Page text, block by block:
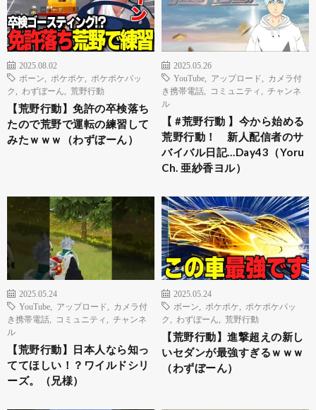
2025.08.02
ボーン
ポケポケ
ポケポケパッ
ク
わずぼーん 荒野行動
【荒野行動】免許の卒検落ち
たので荒野で運転の練習して
みたｗｗｗ（わずぼーん）
2025.05.26
YouTube
アップロード
カメラ付
き携帯電話
コミュニティ
チャンネ
ル
【 #荒野行動 】今から始める
荒野行動！ 新人配信者のサ
バイバル日記…Day43（Yoru
Ch. 亜紗香ヨル）
2025.05.24
YouTube
アップロード
カメラ付
き携帯電話
コミュニティ
チャンネ
ル
【荒野行動】日本人なら知っ
ててほしい！？ワイルドシリ
ーズ。（兄様）
2025.05.24
ボーン
ポケポケ
ポケポケパッ
ク
わずぼーん 荒野行動
【荒野行動】進撃超えの新し
いセダンが最強すぎるｗｗｗ
（わずぼーん）